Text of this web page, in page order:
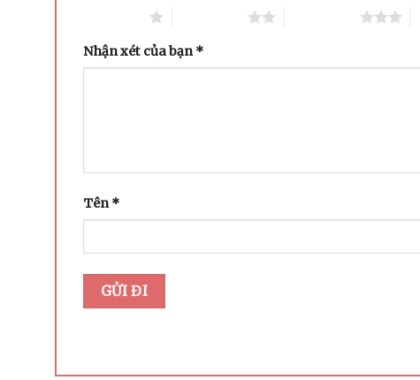
Nhận xét của bạn*
Tên*